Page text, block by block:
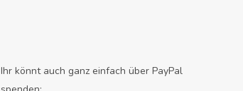
Ihr könnt auch ganz einfach über PayPal